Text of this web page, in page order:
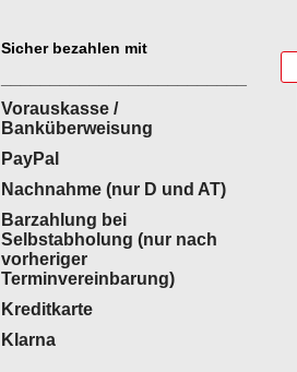
Sicher bezahlen mit
Vorauskasse /
Banküberweisung
PayPal
Nachnahme (nur D und AT)
Barzahlung bei
Selbstabholung (nur nach
vorheriger
Terminvereinbarung)
Kreditkarte
Klarna